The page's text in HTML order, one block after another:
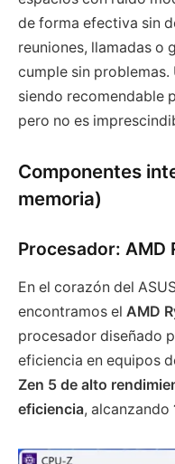
de forma efectiva sin
reuniones, llamadas o
cumple sin
siendo recomendable
pero no es
Componentes
memoria)
Procesador: AMD
En el corazón del
encontramos el AMD
procesador diseñado
eficiencia en equipos
Zen 5 de alto
eficiencia, alcanzando